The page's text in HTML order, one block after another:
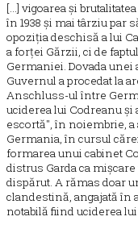
[...] vigoarea și
în 1938 și mai târziu par
opoziția deschisă a lui
a forței Gărzii, ci de
Germaniei. Dovada
Guvernul a procedat la
Anschluss-ul între
uciderea lui Codreanu și
escortă", în noiembrie,
Germania, în cursul
formarea unui cabinet
distrus Garda ca
dispărut. A rămas doar
clandestină, angajată în
notabilă fiind uciderea